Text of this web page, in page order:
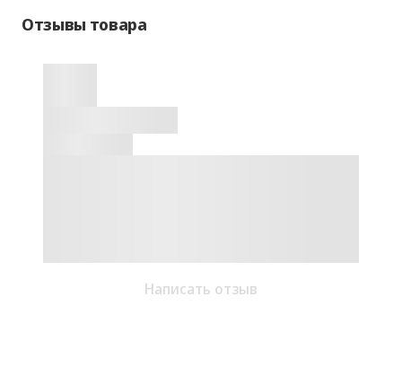
Отзывы товара
Написать отзыв